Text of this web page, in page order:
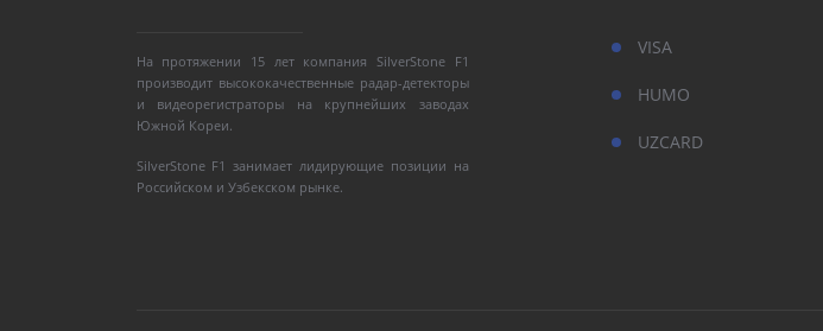
На протяжении 15 лет компания SilverStone F1
производит высококачественные радар-детекторы
и видеорегистраторы на крупнейших заводах
Южной Кореи.
SilverStone F1 занимает лидирующие позиции на
Российском и Узбекском рынке.
VISA
HUMO
UZCARD